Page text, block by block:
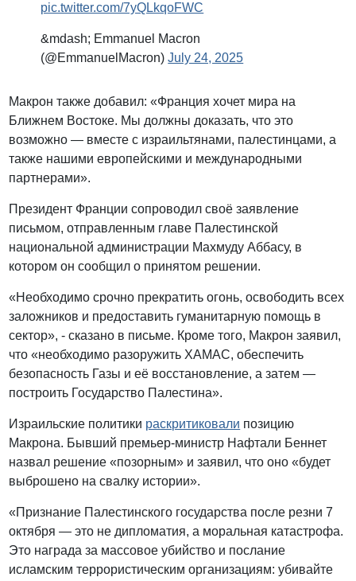
pic.twitter.com/7yQLkqoFWC
&mdash; Emmanuel Macron
(@EmmanuelMacron)July 24, 2025
Макрон также добавил: «Франция хочет мира на
Ближнем Востоке. Мы должны доказать, что это
возможно — вместе с израильтянами, палестинцами, а
также нашими европейскими и международными
партнерами».
Президент Франции сопроводил своё заявление
письмом, отправленным главе Палестинской
национальной администрации Махмуду Аббасу, в
котором он сообщил о принятом решении.
«Необходимо срочно прекратить огонь, освободить всех
заложников и предоставить гуманитарную помощь в
сектор», - сказано в письме. Кроме того, Макрон заявил,
что «необходимо разоружить ХАМАС, обеспечить
безопасность Газы и её восстановление, а затем —
построить Государство Палестина».
Израильские политики раскритиковали позицию
Макрона. Бывший премьер-министр Нафтали Беннет
назвал решение «позорным» и заявил, что оно «будет
выброшено на свалку истории».
«Признание Палестинского государства после резни 7
октября — это не дипломатия, а моральная катастрофа.
Это награда за массовое убийство и послание
исламским террористическим организациям: убивайте